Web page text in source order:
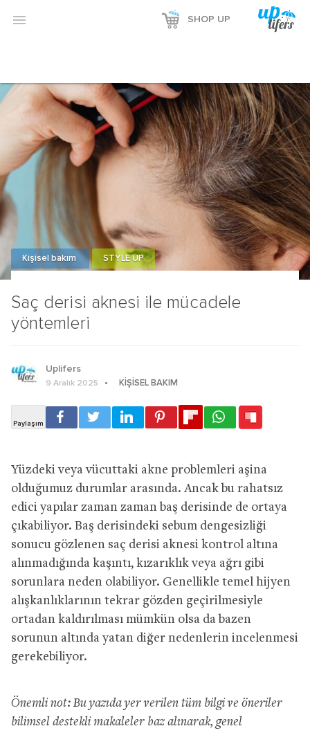
Reklamı Göster
Reklamı Gizle
 SHOP UP
Saç derisi aknesi ile mücadele
yöntemleri
Kişisel bakım STYLE UP
Uplifers
9 Aralık 2025 KIŞISEL BAKIM
Yüzdeki veya vücuttaki akne problemleri aşina
olduğumuz durumlar arasında. Ancak bu rahatsız
edici yapılar zaman zaman baş derisinde de ortaya
çıkabiliyor. Baş derisindeki sebum dengesizliği
sonucu gözlenen saç derisi aknesi kontrol altına
alınmadığında kaşıntı, kızarıklık veya ağrı gibi
sorunlara neden olabiliyor. Genellikle temel hijyen
alışkanlıklarının tekrar gözden geçirilmesiyle
ortadan kaldırılması mümkün olsa da bazen
sorunun altında yatan diğer nedenlerin incelenmesi
gerekebiliyor.
Önemli not: Bu yazıda yer verilen tüm bilgi ve öneriler
bilimsel destekli makaleler baz alınarak, genel